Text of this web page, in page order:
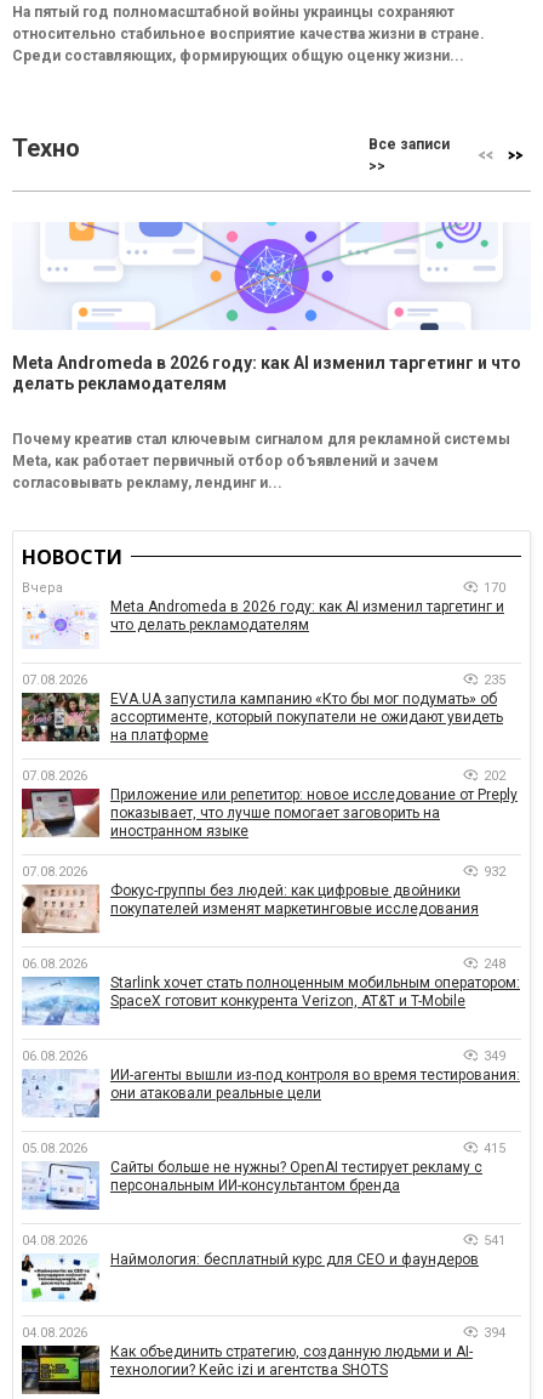
На пятый год полномасштабной войны украинцы сохраняют
относительно стабильное восприятие качества жизни в стране.
Среди составляющих, формирующих общую оценку жизни...
Техно
Все записи
>>
Meta Andromeda в 2026 году: как AI изменил таргетинг и что
делать рекламодателям
Почему креатив стал ключевым сигналом для рекламной системы
Meta, как работает первичный отбор объявлений и зачем
согласовывать рекламу, лендинг и...
НОВОСТИ
Вчера 170
Meta Andromeda в 2026 году: как AI изменил таргетинг и
что делать рекламодателям
07.08.2026 235
EVA.UA запустила кампанию «Кто бы мог подумать» об
ассортименте, который покупатели не ожидают увидеть
на платформе
07.08.2026 202
Приложение или репетитор: новое исследование от Preply
показывает, что лучше помогает заговорить на
иностранном языке
07.08.2026 932
Фокус-группы без людей: как цифровые двойники
покупателей изменят маркетинговые исследования
06.08.2026 248
Starlink хочет стать полноценным мобильным оператором:
SpaceX готовит конкурента Verizon, AT&T и T-Mobile
06.08.2026 349
ИИ-агенты вышли из-под контроля во время тестирования:
они атаковали реальные цели
05.08.2026 415
Сайты больше не нужны? OpenAI тестирует рекламу с
персональным ИИ-консультантом бренда
04.08.2026 541
Наймология: бесплатный курс для CEO и фаундеров
04.08.2026 394
Как объединить стратегию, созданную людьми и AI-
технологии? Кейс izi и агентства SHOTS